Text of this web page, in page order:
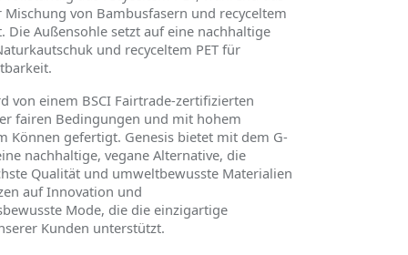
Mischung von Bambusfasern und recyceltem
Die Außensohle setzt auf eine nachhaltige
und recyceltem PET für
von einem BSCI Fairtrade-zertifizierten
fairen Bedingungen und mit hohem
Können gefertigt. Genesis bietet mit dem G-
nachhaltige, vegane Alternative, die
Qualität und umweltbewusste Materialien
auf Innovation und
Mode, die die einzigartige
Kunden unterstützt.